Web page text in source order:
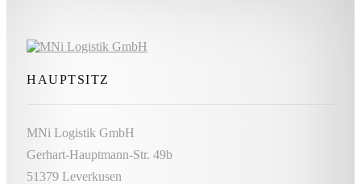
HAUPTSITZ
MNi Logistik GmbH
Gerhart-Hauptmann-Str. 49b
51379 Leverkusen